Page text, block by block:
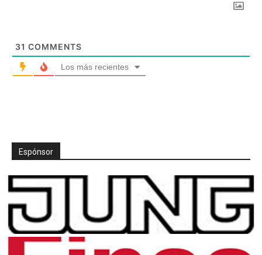
31 COMMENTS
Los más recientes
Espónsor